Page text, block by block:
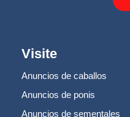
Visite
Anuncios de caballos
Anuncios de ponis
Anuncios de sementales